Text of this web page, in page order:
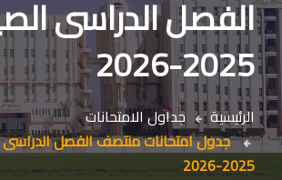
الفصل الدراسى
2025-2026
الرئيسية
جداول الامتحانات
جدول امتحانات منتصف الفصل
2025-2026